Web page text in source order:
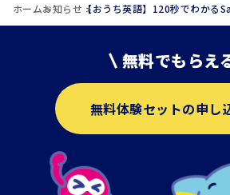
ホームお知らせ 【おうち英語】120秒でわか
無料でもらえ
無料体験セットの申し